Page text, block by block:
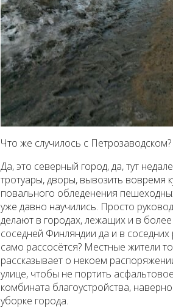
Что же случилось с Петрозаводском?
Да, это северный город, да, тут
тротуары, дворы, вывозить вовремя
повального обледенения
уже давно научились. Просто
делают в городах, лежащих и в
соседней Финляндии да и в
само рассосётся? Местные жители
рассказывает о некоем
улице, чтобы не портить
комбината благоустройства,
уборке города.